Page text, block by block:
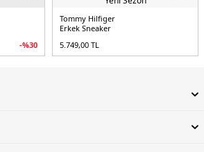
-%30
Tommy Hilfiger
Erkek Sneaker
5.749,00 TL